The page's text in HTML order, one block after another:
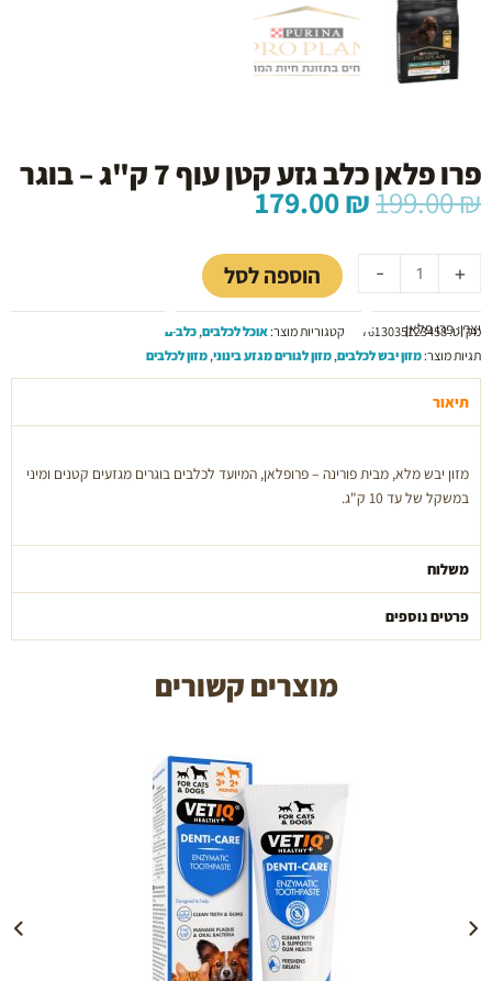
פרו פלאן כלב גזע קטן עוף 7 ק"ג – בוגר
199.00₪ המחיר
המקורי
היה:
199.00 ₪.
179.00₪ המחיר
הוא:
179.00 ₪. -
של
פרו
כלב
גזע
קטן
7
-
בוגר
+ הוספה לסל
יצרן: פרו פלאן
מק"ט:7613035123458 קטגוריות מוצר:אוכל לכלבים,כלבים
תגיות מוצר:מזון יבש לכלבים,מזון לגורים מגזע בינוני,מזון לכלבים
תיאור
מזון יבש מלא, מבית פורינה – פרופלאן, המיועד לכלבים בוגרים מגזעים קטנים ומיני
במשקל של עד 10 ק"ג.
משלוח
פרטים נוספים
מוצרים קשורים
הוספה לעגלה